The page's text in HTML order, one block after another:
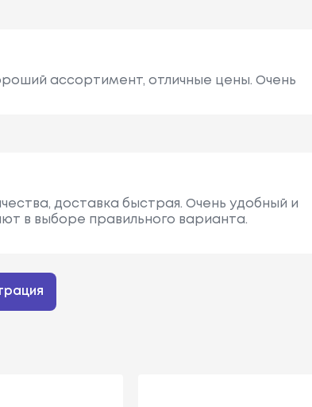
ассортимент, отличные цены. Очень
доставка быстрая. Очень удобный и
в выборе правильного варианта.